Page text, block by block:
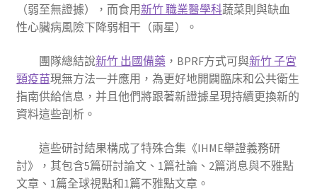
（弱至無證據），而食用新竹 職業醫學科蔬菜則與缺血
性心臟病風險下降弱相干（兩星）。
團隊總結說新竹 出國備藥 ，BPRF方式可與新竹 子宮
頸疫苗現無方法一并應用，為更好地開闢臨床和公共衛生
指南供給信息，并且他們將跟著新證據呈現持續更換新的
資料這些剖析。
這些研討結果構成了特殊合集《IHME舉證義務研
討》，其包含5篇研討論文、1篇社論、2篇消息與不雅點
文章、1篇全球視點和1篇不雅點文章。